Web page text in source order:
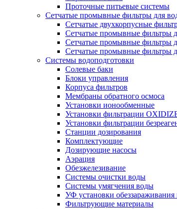
Проточные питьевые системы
Сетчатые промывные фильтры для
Сетчатые двухкорпусные
Сетчатые промывные фильтры
Сетчатые промывные фильтры
Сетчатые промывные фильтры
Системы водоподготовки
Солевые баки
Блоки управления
Корпуса фильтров
Мембраны обратного осмоса
Установки ионообменные
Установки фильтрации
Установки фильтрации
Станции дозирования
Комплектующие
Дозирующие насосы
Аэрация
Обезжелезивание
Системы очистки воды
Системы умягчения воды
УФ установки
Фильтрующие материалы